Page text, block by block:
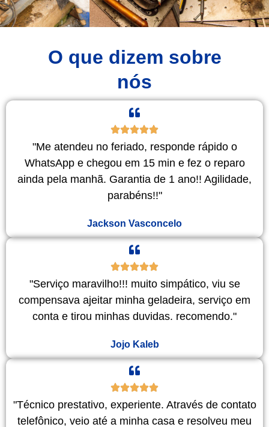
O que dizem sobre
nós
"Me atendeu no feriado, responde rápido o
WhatsApp e chegou em 15 min e fez o reparo
ainda pela manhã. Garantia de 1 ano!! Agilidade,
parabéns!!"
Jackson Vasconcelo
"Serviço maravilho!!! muito simpático, viu se
compensava ajeitar minha geladeira, serviço em
conta e tirou minhas duvidas. recomendo."
Jojo Kaleb
"Técnico prestativo, experiente. Através de contato
telefônico, veio até a minha casa e resolveu meu